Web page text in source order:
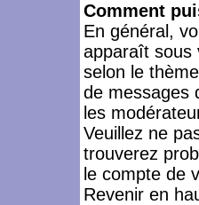
Comment
En général,
apparaît sous
selon le
de messages
les
Veuillez ne
trouverez
le compte de
Revenir en